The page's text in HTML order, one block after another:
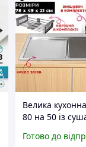
Велика
80 на 50 із
Мийка з
Готово до